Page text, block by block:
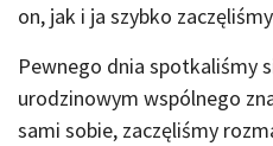
on, jak i ja szybko
Pewnego dnia spotkaliśmy
urodzinowym wspólnego
sami sobie, zaczęliśmy